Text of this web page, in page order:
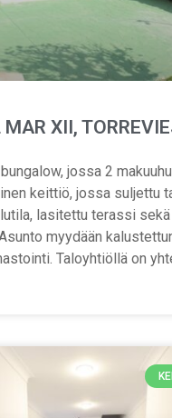
MAR XII,
jossa 2
keittiö, jossa suljettu
lasitettu terassi sekä
myydään
Taloyhtiöllä on